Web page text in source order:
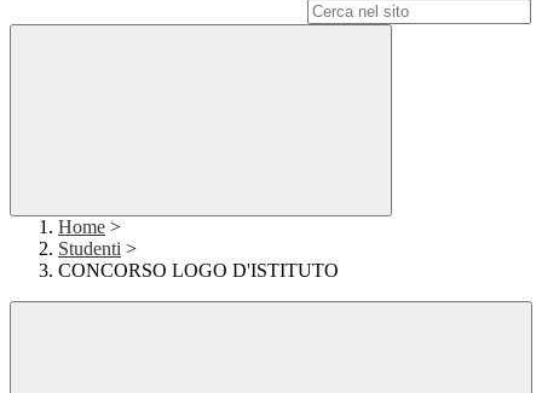
Home >
Studenti >
CONCORSO LOGO D'ISTITUTO